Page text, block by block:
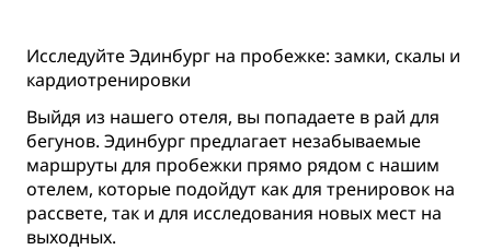
Исследуйте Эдинбург на пробежке: замки, скалы и
кардиотренировки
Выйдя из нашего отеля, вы попадаете в рай для
бегунов. Эдинбург предлагает незабываемые
маршруты для пробежки прямо рядом с нашим
отелем, которые подойдут как для тренировок на
рассвете, так и для исследования новых мест на
выходных.